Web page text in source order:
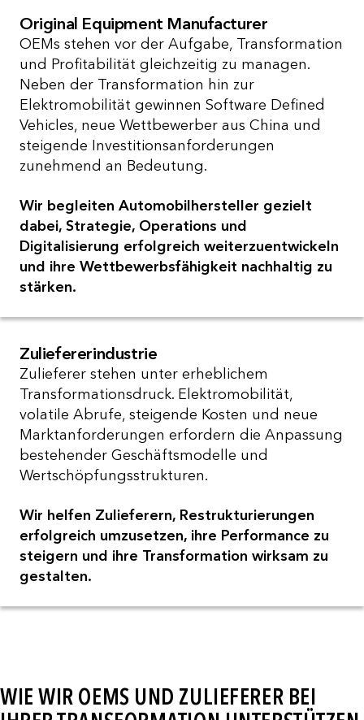
Original Equipment Manufacturer
OEMs stehen vor der Aufgabe, Transformation
und Profitabilität gleichzeitig zu managen.
Neben der Transformation hin zur
Elektromobilität gewinnen Software Defined
Vehicles, neue Wettbewerber aus China und
steigende Investitionsanforderungen
zunehmend an Bedeutung.
Wir begleiten Automobilhersteller gezielt
dabei, Strategie, Operations und
Digitalisierung erfolgreich weiterzuentwickeln
und ihre Wettbewerbsfähigkeit nachhaltig zu
stärken.
Zuliefererindustrie
Zulieferer stehen unter erheblichem
Transformationsdruck. Elektromobilität,
volatile Abrufe, steigende Kosten und neue
Marktanforderungen erfordern die Anpassung
bestehender Geschäftsmodelle und
Wertschöpfungsstrukturen.
Wir helfen Zulieferern, Restrukturierungen
erfolgreich umzusetzen, ihre Performance zu
steigern und ihre Transformation wirksam zu
gestalten.
WIE WIR OEMS UND ZULIEFERER BEI